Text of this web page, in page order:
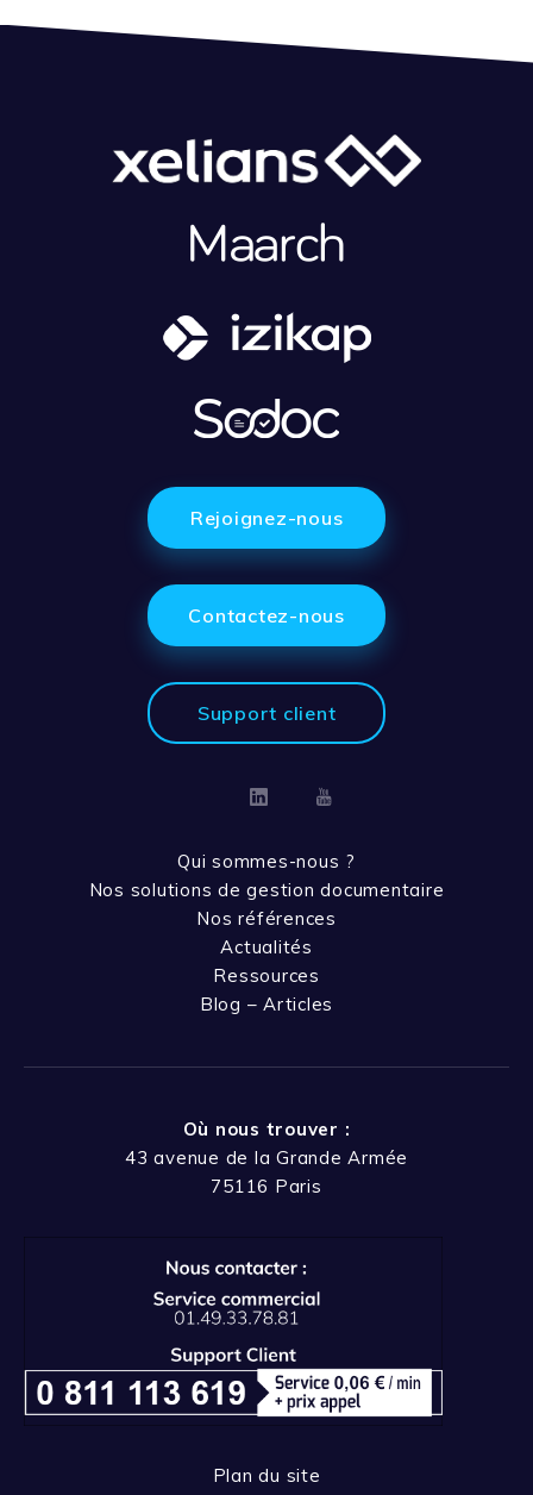
Rejoignez-nous
Contactez-nous
Support client
LinkedinYoutube
Qui sommes-nous ?
Nos solutions de gestion documentaire
Nos références
Actualités
Ressources
Blog – Articles
Où nous trouver :
43 avenue de la Grande Armée
75116 Paris
Plan du site